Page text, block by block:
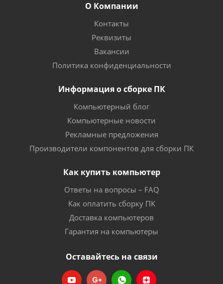
О Компании
Контакты
Реквизиты
Вакансии
Политика конфиденциальности
Информация о сборке ПК
Компьютерный блог
Компьютерные новости
Рекламные предложения
Производители компонентов для сборки ПК
Как купить компьютер
Ответы на вопросы – FAQ
Как оплатить сборку ПК
Доставка компьютеров
Гарантия на компьютеры
Оставайтесь на связи